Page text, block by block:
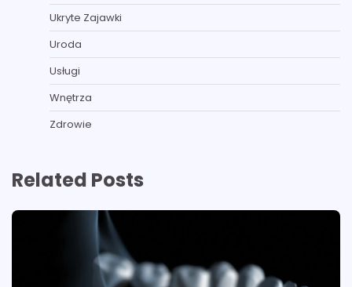
Ukryte Zajawki
Uroda
Usługi
Wnętrza
Zdrowie
Related Posts